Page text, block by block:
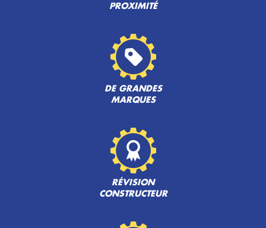
PROXIMITÉ
DE GRANDES
MARQUES
RÉVISION
CONSTRUCTEUR